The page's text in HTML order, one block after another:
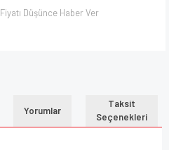
Fiyatı Düşünce Haber Ver
Yorumlar
Taksit
Seçenekleri